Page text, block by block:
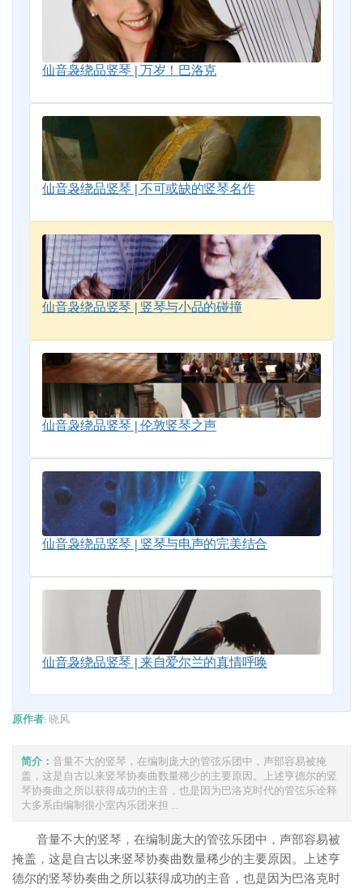
仙音袅绕品竖琴 | 万岁！巴洛克
仙音袅绕品竖琴 | 不可或缺的竖琴名作
仙音袅绕品竖琴 | 竖琴与小品的碰撞
仙音袅绕品竖琴 | 伦敦竖琴之声
仙音袅绕品竖琴 | 竖琴与电声的完美结合
仙音袅绕品竖琴 | 来自爱尔兰的真情呼唤
原作者: 晓风
简介： 音量不大的竖琴，在编制庞大的管弦乐团中，声部容易被掩
盖，这是自古以来竖琴协奏曲数量稀少的主要原因。上述亨德尔的竖
琴协奏曲之所以获得成功的主音，也是因为巴洛克时代的管弦乐诠释
大多系由编制很小室内乐团来担 ...
音量不大的竖琴，在编制庞大的管弦乐团中，声部容易被
掩盖，这是自古以来竖琴协奏曲数量稀少的主要原因。上述亨
德尔的竖琴协奏曲之所以获得成功的主音，也是因为巴洛克时